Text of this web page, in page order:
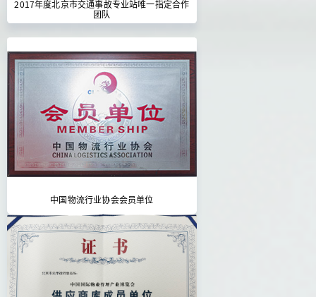
2017年度北京市交通事故专业站唯一指定合作
团队
中国物流行业协会会员单位